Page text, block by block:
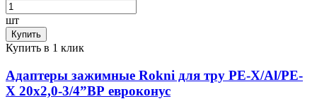
шт
Купить
Купить в 1 клик
Адаптеры зажимные Rokni для тру PE-X/Al/PE-
X 20x2,0-3/4”ВР евроконус